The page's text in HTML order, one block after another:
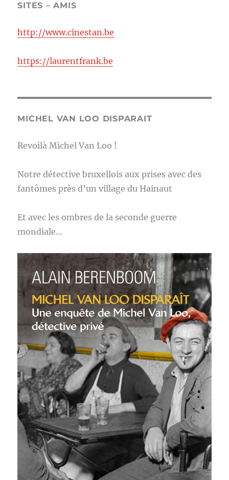
SITES – AMIS
http://www.cinestan.be
https://laurentfrank.be
MICHEL VAN LOO DISPARAIT
Revoilà Michel Van Loo !
Notre détective bruxellois aux prises avec des
fantômes près d’un village du Hainaut
Et avec les ombres de la seconde guerre
mondiale…